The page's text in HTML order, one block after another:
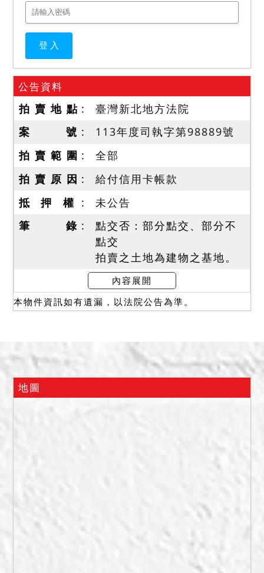
公告資料
拍 賣 地 點
臺灣新北地方法院
案 號
113年度司執字第98889號
拍 賣 範 圍
全部
拍 賣 原 因
給付信用卡帳款
抵 押 權
未公告
筆 錄
點交否：部分點交、部分不
點交
拍賣之土地為建物之基地。
拍定後建物點交，其餘不點
交。
目前其一人獨居。
一、上開不動產2宗合併拍
四、本件標的物原所有人或
使用人如有積欠工程受益費
及水電、瓦斯或管理費等費
內容展開
本物件資訊如有遺漏，以法院公告為準。
地圖